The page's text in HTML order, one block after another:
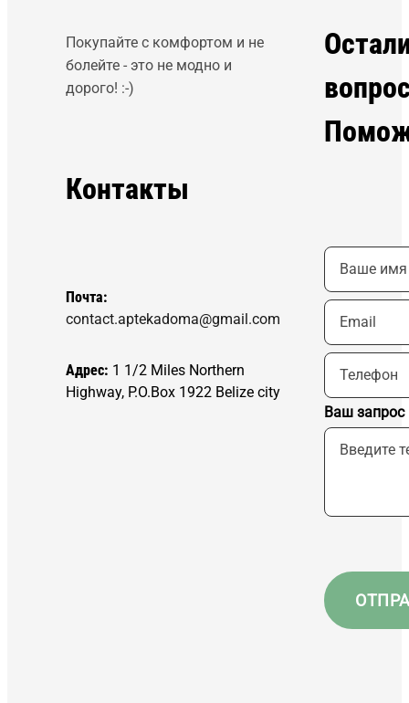
Покупайте с комфортом и не
болейте - это не модно и
дорого! :-)
Контакты
Почта:
contact.aptekadoma@gmail.com
Адрес: 1 1/2 Miles Northern
Highway, P.O.Box 1922 Belize city
Ваш запрос